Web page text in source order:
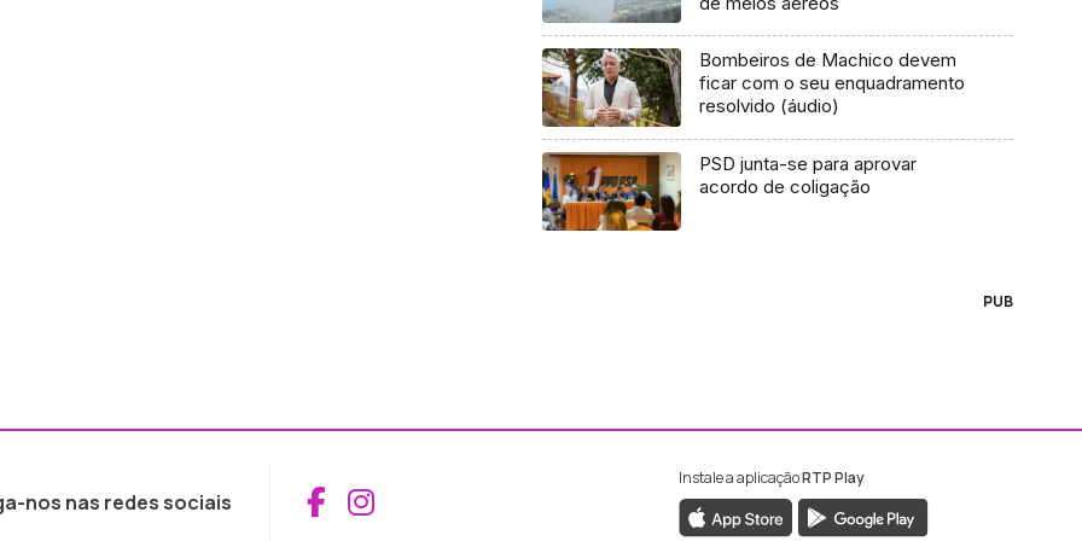
Bombeiros de Machico devem
ficar com o seu enquadramento
resolvido (áudio)
PSD junta-se para aprovar
acordo de coligação
PUB
nos nas redes sociais Aceder ao Facebook da RTP Madeira
Aceder ao Instagram da RTP Madeira
Instale a aplicaçãoRTP Play